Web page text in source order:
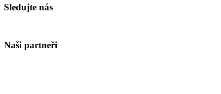
Sledujte nás
Naši partneři